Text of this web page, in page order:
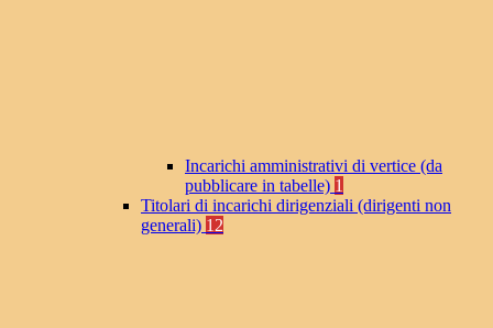
Incarichi amministrativi di vertice (da
pubblicare in tabelle) 1
Titolari di incarichi dirigenziali (dirigenti non
generali) 12